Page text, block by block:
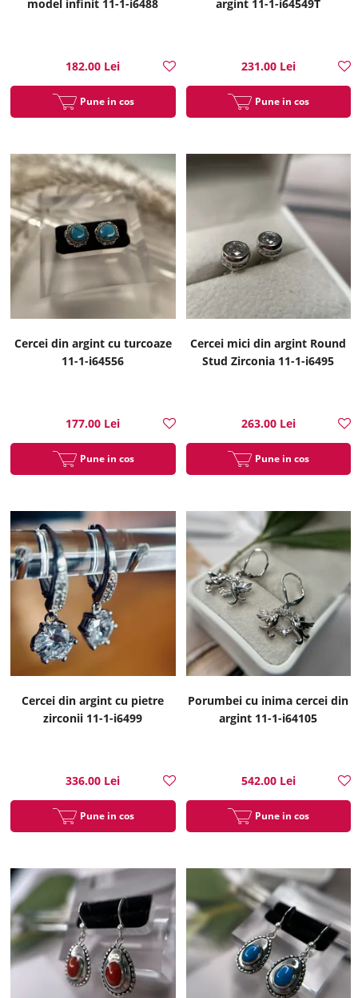
model infinit 11-1-i6488
182.00 Lei
Pune in cos
argint 11-1-i64549T
231.00 Lei
Pune in cos
Cercei din argint cu turcoaze
11-1-i64556
177.00 Lei
Pune in cos
Cercei mici din argint Round
Stud Zirconia 11-1-i6495
263.00 Lei
Pune in cos
Cercei din argint cu pietre
zirconii 11-1-i6499
336.00 Lei
Pune in cos
Porumbei cu inima cercei din
argint 11-1-i64105
542.00 Lei
Pune in cos